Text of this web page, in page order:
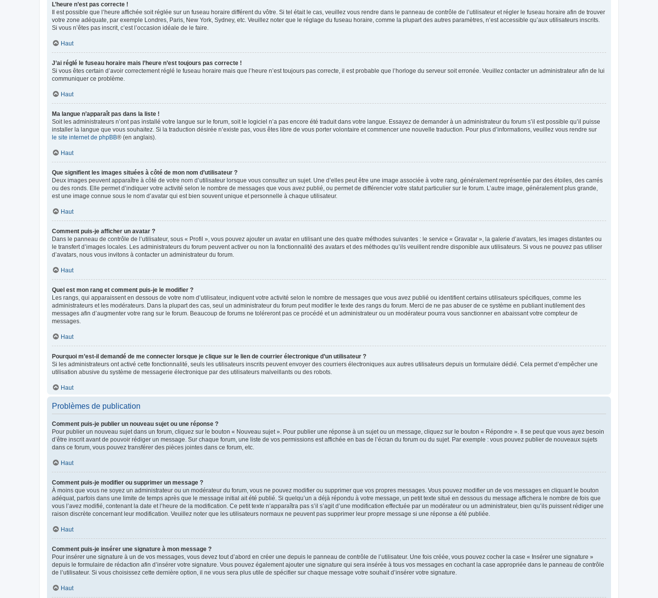
L’heure n’est pas correcte !
Il est possible que l’heure affichée soit réglée sur un fuseau horaire différent du vôtre. Si tel était le cas, veuillez vous rendre dans le panneau de contrôle de l’utilisateur et régler le fuseau horaire afin de trouver
votre zone adéquate, par exemple Londres, Paris, New York, Sydney, etc. Veuillez noter que le réglage du fuseau horaire, comme la plupart des autres paramètres, n’est accessible qu’aux utilisateurs inscrits.
Si vous n’êtes pas inscrit, c’est l’occasion idéale de le faire.
Haut
J’ai réglé le fuseau horaire mais l’heure n’est toujours pas correcte !
Si vous êtes certain d’avoir correctement réglé le fuseau horaire mais que l’heure n’est toujours pas correcte, il est probable que l’horloge du serveur soit erronée. Veuillez contacter un administrateur afin de lui
communiquer ce problème.
Haut
Ma langue n’apparaît pas dans la liste !
Soit les administrateurs n’ont pas installé votre langue sur le forum, soit le logiciel n’a pas encore été traduit dans votre langue. Essayez de demander à un administrateur du forum s’il est possible qu’il puisse
installer la langue que vous souhaitez. Si la traduction désirée n’existe pas, vous êtes libre de vous porter volontaire et commencer une nouvelle traduction. Pour plus d’informations, veuillez vous rendre sur
le site internet de phpBB® (en anglais).
Haut
Que signifient les images situées à côté de mon nom d’utilisateur ?
Deux images peuvent apparaître à côté de votre nom d’utilisateur lorsque vous consultez un sujet. Une d’elles peut être une image associée à votre rang, généralement représentée par des étoiles, des carrés
ou des ronds. Elle permet d’indiquer votre activité selon le nombre de messages que vous avez publié, ou permet de différencier votre statut particulier sur le forum. L’autre image, généralement plus grande,
est une image connue sous le nom d’avatar qui est bien souvent unique et personnelle à chaque utilisateur.
Haut
Comment puis-je afficher un avatar ?
Dans le panneau de contrôle de l’utilisateur, sous « Profil », vous pouvez ajouter un avatar en utilisant une des quatre méthodes suivantes : le service « Gravatar », la galerie d’avatars, les images distantes ou
le transfert d’images locales. Les administrateurs du forum peuvent activer ou non la fonctionnalité des avatars et des méthodes qu’ils veuillent rendre disponible aux utilisateurs. Si vous ne pouvez pas utiliser
d’avatars, nous vous invitons à contacter un administrateur du forum.
Haut
Quel est mon rang et comment puis-je le modifier ?
Les rangs, qui apparaissent en dessous de votre nom d’utilisateur, indiquent votre activité selon le nombre de messages que vous avez publié ou identifient certains utilisateurs spécifiques, comme les
administrateurs et les modérateurs. Dans la plupart des cas, seul un administrateur du forum peut modifier le texte des rangs du forum. Merci de ne pas abuser de ce système en publiant inutilement des
messages afin d’augmenter votre rang sur le forum. Beaucoup de forums ne toléreront pas ce procédé et un administrateur ou un modérateur pourra vous sanctionner en abaissant votre compteur de
messages.
Haut
Pourquoi m’est-il demandé de me connecter lorsque je clique sur le lien de courrier électronique d’un utilisateur ?
Si les administrateurs ont activé cette fonctionnalité, seuls les utilisateurs inscrits peuvent envoyer des courriers électroniques aux autres utilisateurs depuis un formulaire dédié. Cela permet d’empêcher une
utilisation abusive du système de messagerie électronique par des utilisateurs malveillants ou des robots.
Haut
Problèmes de publication
Comment puis-je publier un nouveau sujet ou une réponse ?
Pour publier un nouveau sujet dans un forum, cliquez sur le bouton « Nouveau sujet ». Pour publier une réponse à un sujet ou un message, cliquez sur le bouton « Répondre ». Il se peut que vous ayez besoin
d’être inscrit avant de pouvoir rédiger un message. Sur chaque forum, une liste de vos permissions est affichée en bas de l’écran du forum ou du sujet. Par exemple : vous pouvez publier de nouveaux sujets
dans ce forum, vous pouvez transférer des pièces jointes dans ce forum, etc.
Haut
Comment puis-je modifier ou supprimer un message ?
À moins que vous ne soyez un administrateur ou un modérateur du forum, vous ne pouvez modifier ou supprimer que vos propres messages. Vous pouvez modifier un de vos messages en cliquant le bouton
adéquat, parfois dans une limite de temps après que le message initial ait été publié. Si quelqu’un a déjà répondu à votre message, un petit texte situé en dessous du message affichera le nombre de fois que
vous l’avez modifié, contenant la date et l’heure de la modification. Ce petit texte n’apparaîtra pas s’il s’agit d’une modification effectuée par un modérateur ou un administrateur, bien qu’ils puissent rédiger une
raison discrète concernant leur modification. Veuillez noter que les utilisateurs normaux ne peuvent pas supprimer leur propre message si une réponse a été publiée.
Haut
Comment puis-je insérer une signature à mon message ?
Pour insérer une signature à un de vos messages, vous devez tout d’abord en créer une depuis le panneau de contrôle de l’utilisateur. Une fois créée, vous pouvez cocher la case « Insérer une signature »
depuis le formulaire de rédaction afin d’insérer votre signature. Vous pouvez également ajouter une signature qui sera insérée à tous vos messages en cochant la case appropriée dans le panneau de contrôle
de l’utilisateur. Si vous choisissez cette dernière option, il ne vous sera plus utile de spécifier sur chaque message votre souhait d’insérer votre signature.
Haut